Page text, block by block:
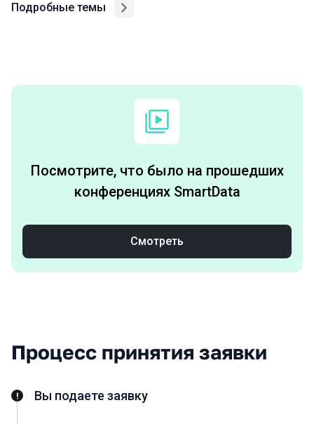
Подробные темы
Посмотрите, что было на прошедших
конференциях SmartData
Смотреть
Процесс принятия заявки
Вы подаете заявку